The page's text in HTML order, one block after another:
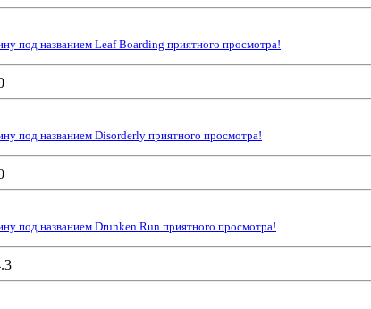
под названием Leaf Boarding приятного просмотра!
под названием Disorderly приятного просмотра!
под названием Drunken Run приятного просмотра!